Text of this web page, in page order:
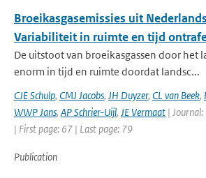
Broeikasgasemissies uit
Variabiliteit in ruimte en tijd
De uitstoot van broeikasgassen door het
enorm in tijd en ruimte doordat landsc...
CJE Schulp, CMJ Jacobs, JH Duyzer, CL van Beek,
WWP Jans, AP Schrier-Uijl, JE Vermaat |
| First page: 67 | Last page: 79
Publication